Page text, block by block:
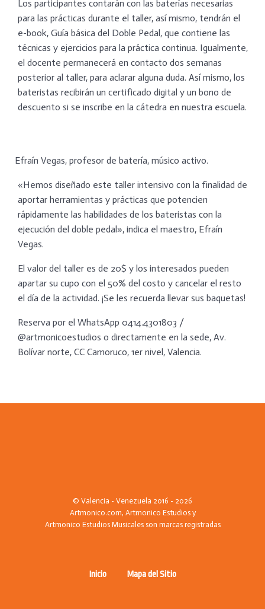
Los participantes contarán con las baterías necesarias
para las prácticas durante el taller, así mismo, tendrán el
e-book, Guía básica del Doble Pedal, que contiene las
técnicas y ejercicios para la práctica continua. Igualmente,
el docente permanecerá en contacto dos semanas
posterior al taller, para aclarar alguna duda. Así mismo, los
bateristas recibirán un certificado digital y un bono de
descuento si se inscribe en la cátedra en nuestra escuela.
Efraín Vegas, profesor de batería, músico activo.
«Hemos diseñado este taller intensivo con la finalidad de
aportar herramientas y prácticas que potencien
rápidamente las habilidades de los bateristas con la
ejecución del doble pedal», indica el maestro, Efraín
Vegas.
El valor del taller es de 20$ y los interesados pueden
apartar su cupo con el 50% del costo y cancelar el resto
el día de la actividad. ¡Se les recuerda llevar sus baquetas!
Reserva por el WhatsApp 0414.4301803 /
@artmonicoestudios o directamente en la sede, Av.
Bolívar norte, CC Camoruco, 1er nivel, Valencia.
© Valencia - Venezuela 2016 - 2026
Artmonico.com, Artmonico Estudios y
Artmonico Estudios Musicales son marcas registradas
Inicio Mapa del Sitio